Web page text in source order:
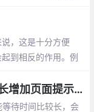
，这是十分方便
到相反的作用。例
使用Ajax同步请求时，等待时间过长增加页面提示问题
待时间比较长，会